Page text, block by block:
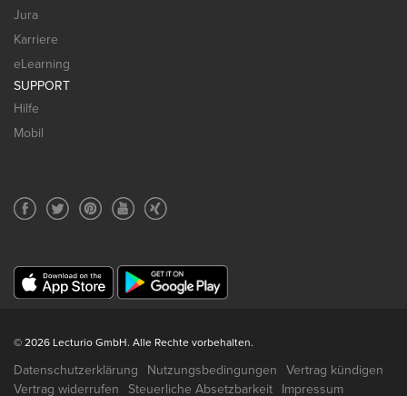
Jura
Karriere
eLearning
SUPPORT
Hilfe
Mobil
© 2026 Lecturio GmbH. Alle Rechte vorbehalten.
Datenschutzerklärung Nutzungsbedingungen
Vertrag kündigen
Vertrag widerrufen
Steuerliche Absetzbarkeit Impressum